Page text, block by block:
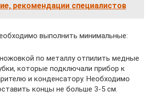
рекомендации специалистов
выполнить минимальные:
по металлу отпилить медные
которые подключали прибор к
и конденсатору. Необходимо
концы не больше 3-5 см.